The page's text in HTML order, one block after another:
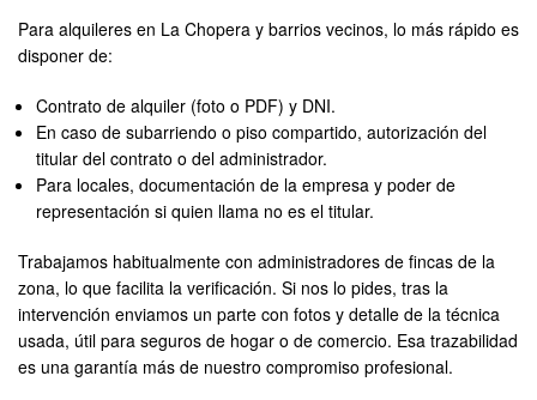
Para alquileres en La Chopera y barrios vecinos, lo más rápido es
disponer de:
Contrato de alquiler (foto o PDF) y DNI.
En caso de subarriendo o piso compartido, autorización del
titular del contrato o del administrador.
Para locales, documentación de la empresa y poder de
representación si quien llama no es el titular.
Trabajamos habitualmente con administradores de fincas de la
zona, lo que facilita la verificación. Si nos lo pides, tras la
intervención enviamos un parte con fotos y detalle de la técnica
usada, útil para seguros de hogar o de comercio. Esa trazabilidad
es una garantía más de nuestro compromiso profesional.